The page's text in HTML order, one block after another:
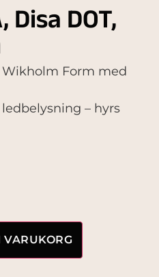
Disa DOT,
Form med
– hyrs
VARUKORG